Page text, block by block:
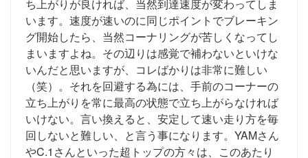
ち上がりが良ければ、当然到達速度が変わってしま
います。速度が速いのに同じポイントでブレーキン
グ開始したら、当然コーナリングが苦しくなってし
まいますよね。その辺りは感覚で補わないといけな
いんだと思いますが、コレばかりは非常に難しい
（笑）。それを回避する為には、手前のコーナーの
立ち上がりを常に最高の状態で立ち上がらなければ
いけない。言い換えると、安定して速い走り方を毎
回しないと難しい、と言う事になります。YAMさん
やC.1さんといった超トップの方々は、このあたり